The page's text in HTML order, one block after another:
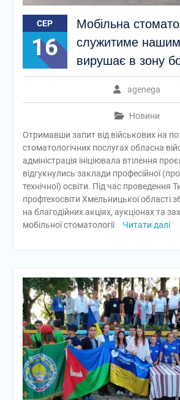
СЕР
16
Мобільна
служитиме
вирушає в зону
agenega
Новини
Отримавши запит від військових на
стоматологічних послугах обласна
адміністрація ініціювала втілення
відгукнулись заклади професійної
технічної) освіти. Під час проведення
профтехосвіти Хмельницької області
на благодійних акціях, аукціонах та
мобільної стоматології
Читати далі